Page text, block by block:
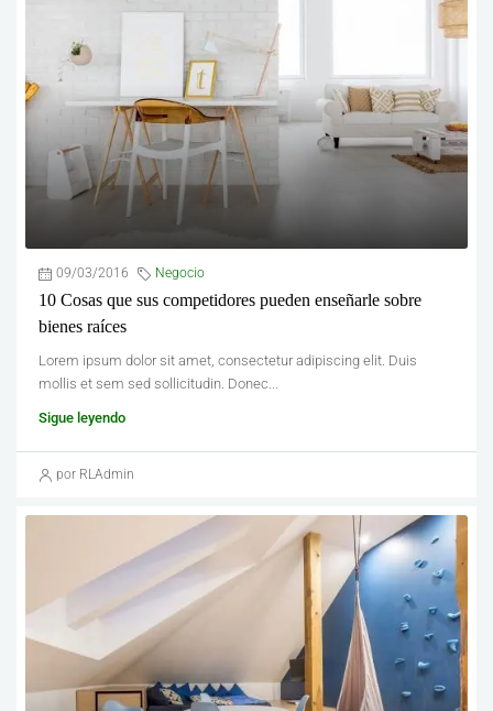
09/03/2016 Negocio
10 Cosas que sus competidores pueden enseñarle sobre
bienes raíces
Lorem ipsum dolor sit amet, consectetur adipiscing elit. Duis
mollis et sem sed sollicitudin. Donec...
Sigue leyendo
por RLAdmin